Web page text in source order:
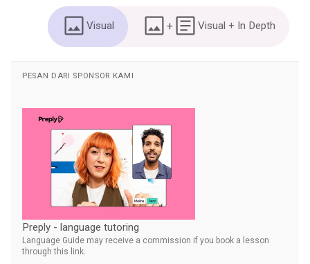
Visual + Visual + In Depth
PESAN DARI SPONSOR KAMI
Preply - language tutoring
Language Guide may receive a commission if you book a lesson
through this link.